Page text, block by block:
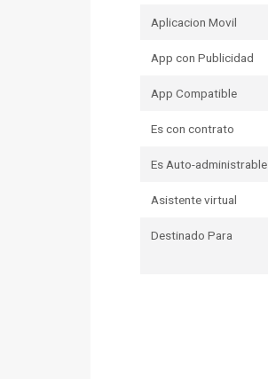
Aplicacion Movil
App con Publicidad
App Compatible
Es con contrato
Es Auto-administrable
Asistente virtual
Destinado Para